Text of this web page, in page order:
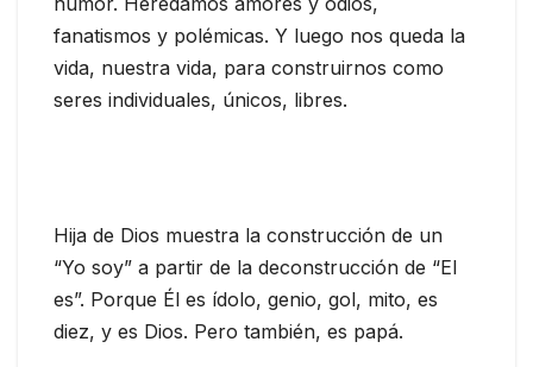
fanatismos y polémicas. Y luego nos queda la
vida, nuestra vida, para construirnos como
seres individuales, únicos, libres.
Hija de Dios muestra la construcción de un
“Yo soy” a partir de la deconstrucción de “El
es”. Porque Él es ídolo, genio, gol, mito, es
diez, y es Dios. Pero también, es papá.